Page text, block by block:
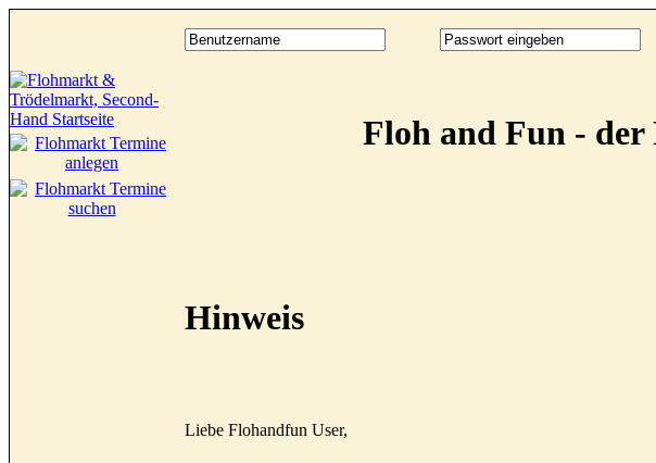
Floh and Fun -
Hinweis
Liebe Flohandfun User,